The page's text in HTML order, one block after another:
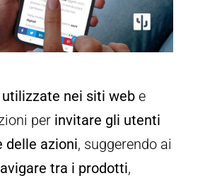
utilizzate nei siti webe
per invitare gli utenti
delle azioni, suggerendo ai
tra i prodotti,